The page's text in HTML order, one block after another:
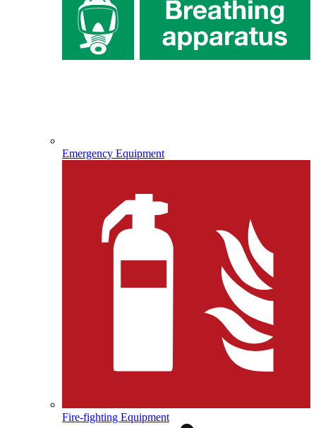
Emergency Equipment
Fire-fighting Equipment